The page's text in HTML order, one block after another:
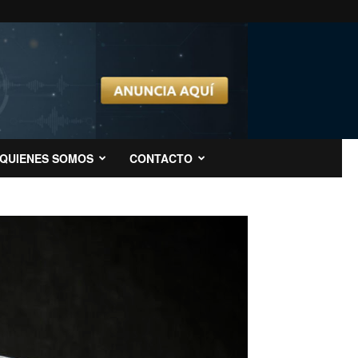
QUIENES SOMOS CONTACTO